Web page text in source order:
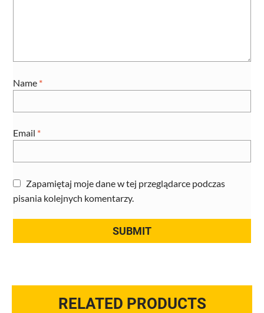
Name *
Email *
Zapamiętaj moje dane w tej przeglądarce podczas
pisania kolejnych komentarzy.
RELATED PRODUCTS